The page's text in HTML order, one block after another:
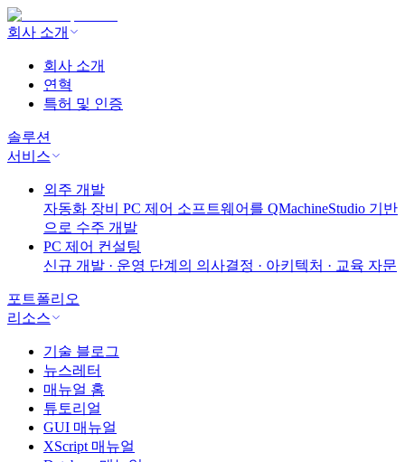
회사 소개
회사 소개
연혁
특허 및 인증
솔루션
서비스
외주 개발
자동화 장비 PC 제어 소프트웨어를 QMachineStudio 기반
으로 수주 개발
PC 제어 컨설팅
신규 개발 · 운영 단계의 의사결정 · 아키텍처 · 교육 자문
포트폴리오
리소스
기술 블로그
뉴스레터
매뉴얼 홈
튜토리얼
GUI 매뉴얼
XScript 매뉴얼